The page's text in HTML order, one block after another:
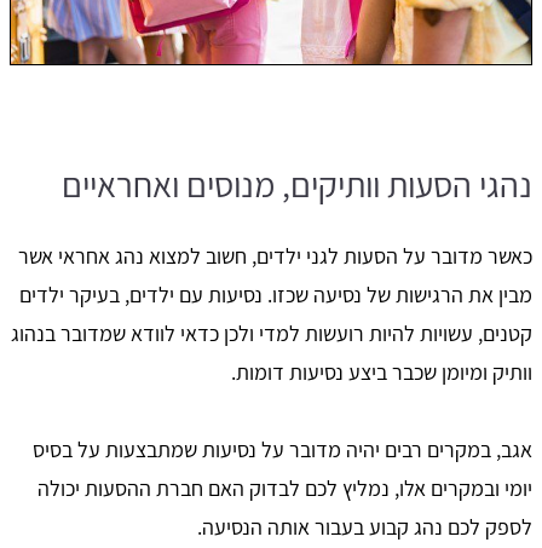
נהגי הסעות וותיקים, מנוסים ואחראיים
כאשר מדובר על הסעות לגני ילדים, חשוב למצוא נהג אחראי אשר
מבין את הרגישות של נסיעה שכזו. נסיעות עם ילדים, בעיקר ילדים
קטנים, עשויות להיות רועשות למדי ולכן כדאי לוודא שמדובר בנהוג
וותיק ומיומן שכבר ביצע נסיעות דומות.
אגב, במקרים רבים יהיה מדובר על נסיעות שמתבצעות על בסיס
יומי ובמקרים אלו, נמליץ לכם לבדוק האם חברת ההסעות יכולה
לספק לכם נהג קבוע בעבור אותה הנסיעה.